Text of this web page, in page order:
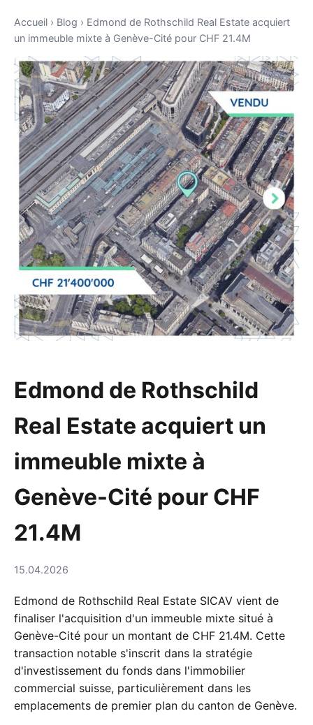
Accueil › Blog › Edmond de Rothschild Real Estate acquiert
un immeuble mixte à Genève-Cité pour CHF 21.4M
Edmond de Rothschild
Real Estate acquiert un
immeuble mixte à
Genève-Cité pour CHF
21.4M
15.04.2026
Edmond de Rothschild Real Estate SICAV vient de
finaliser l'acquisition d'un immeuble mixte situé à
Genève-Cité pour un montant de CHF 21.4M. Cette
transaction notable s'inscrit dans la stratégie
d'investissement du fonds dans l'immobilier
commercial suisse, particulièrement dans les
emplacements de premier plan du canton de Genève.